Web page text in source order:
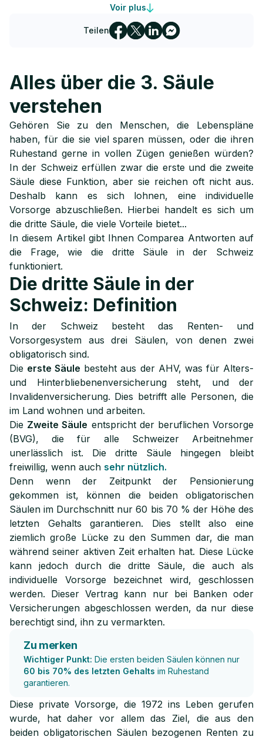
Voraussetzungen für eine Schweizer 3. Säule
Die Obergrenzen der schweizerischen individuellen
Die Bedingungen für den Bezug der 3. Säule
7 Die dritte Säule im Todesfall
8 Zusammenfassung
Voir plus
Teilen
Alles über die 3. Säule
verstehen
Gehören Sie zu den Menschen, die Lebenspläne
haben, für die sie viel sparen müssen, oder die ihren
Ruhestand gerne in vollen Zügen genießen würden?
In der Schweiz erfüllen zwar die erste und die zweite
Säule diese Funktion, aber sie reichen oft nicht aus.
Deshalb kann es sich lohnen, eine individuelle
Vorsorge abzuschließen. Hierbei handelt es sich um
die dritte Säule, die viele Vorteile bietet...
In diesem Artikel gibt Ihnen Comparea Antworten auf
die Frage, wie die dritte Säule in der Schweiz
funktioniert.
Die dritte Säule in der
Schweiz: Definition
In der Schweiz besteht das Renten- und
Vorsorgesystem aus drei Säulen, von denen zwei
obligatorisch sind.
Die erste Säule besteht aus der AHV, was für Alters-
und Hinterbliebenenversicherung steht, und der
Invalidenversicherung. Dies betrifft alle Personen, die
im Land wohnen und arbeiten.
Die Zweite Säule entspricht der beruflichen Vorsorge
(BVG), die für alle Schweizer Arbeitnehmer
unerlässlich ist. Die dritte Säule hingegen bleibt
freiwillig, wenn auch sehr nützlich.
Denn wenn der Zeitpunkt der Pensionierung
gekommen ist, können die beiden obligatorischen
Säulen im Durchschnitt nur 60 bis 70 % der Höhe des
letzten Gehalts garantieren. Dies stellt also eine
ziemlich große Lücke zu den Summen dar, die man
während seiner aktiven Zeit erhalten hat. Diese Lücke
kann jedoch durch die dritte Säule, die auch als
individuelle Vorsorge bezeichnet wird, geschlossen
werden. Dieser Vertrag kann nur bei Banken oder
Versicherungen abgeschlossen werden, da nur diese
berechtigt sind, ihn zu vermarkten.
Zu merken
Wichtiger Punkt: Die ersten beiden Säulen können nur
60 bis 70% des letzten Gehalts im Ruhestand
garantieren.
Diese private Vorsorge, die 1972 ins Leben gerufen
wurde, hat daher vor allem das Ziel, die aus den
beiden obligatorischen Säulen bezogenen Renten zu